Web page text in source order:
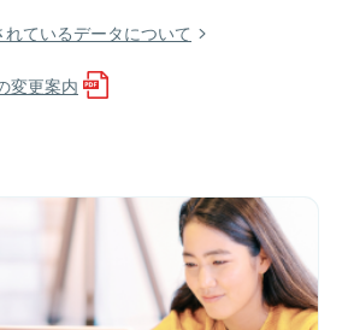
ているデータについて
変更案内